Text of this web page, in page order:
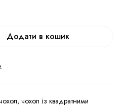
Додати в кошик
, чохол із квадратними